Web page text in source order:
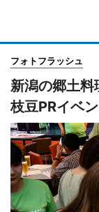
フォトフラッシュ
新潟の郷土料
枝豆PRイベ